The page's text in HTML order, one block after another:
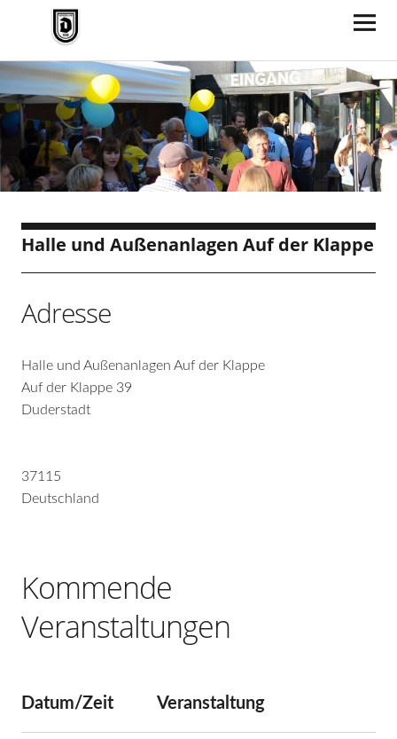
TV Jahn Duderstadt
Halle und Außenanlagen Auf der Klappe
Adresse
Halle und Außenanlagen Auf der Klappe
Auf der Klappe 39
Duderstadt
37115
Deutschland
Kommende
Veranstaltungen
Datum/Zeit Veranstaltung